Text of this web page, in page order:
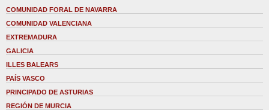
COMUNIDAD FORAL DE NAVARRA
COMUNIDAD VALENCIANA
EXTREMADURA
GALICIA
ILLES BALEARS
PAÍS VASCO
PRINCIPADO DE ASTURIAS
REGIÓN DE MURCIA